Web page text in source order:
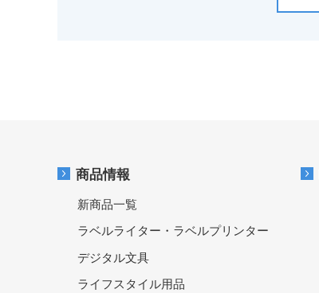
商品情報
新商品一覧
ラベルライター・ラベルプリンター
デジタル文具
ライフスタイル用品